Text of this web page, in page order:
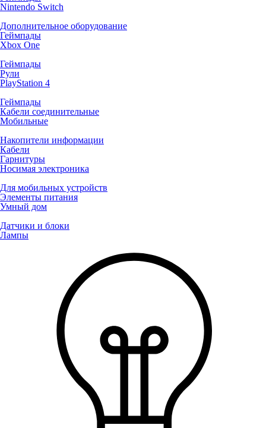
Nintendo Switch
Дополнительное оборудование
Геймпады
Xbox One
Геймпады
Рули
PlayStation 4
Геймпады
Кабели соединительные
Мобильные
Накопители информации
Кабели
Гарнитуры
Носимая электроника
Для мобильных устройств
Элементы питания
Умный дом
Датчики и блоки
Лампы